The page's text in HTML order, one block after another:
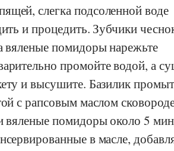
слегка подсоленной воде
и процедить. Зубчики
вяленые помидоры нарежьте
промойте водой, а
и высушите. Базилик
с рапсовым маслом
вяленые помидоры около 5
в масле,